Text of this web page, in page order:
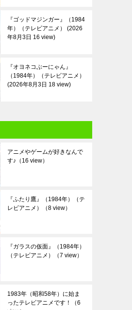
『ゴッドマジンガー』（1984
年）（テレビアニメ）
2026
年8月3日 16 view
『オヨネコぶーにゃん』
（1984年）（テレビアニメ）
2026年8月3日 18 view
アニメやゲームが好きなんで
す♪ （16 view）
『ふたり鷹』（1984年）（テ
レビアニメ）
（8 view）
『ガラスの仮面』（1984年）
（テレビアニメ）
（7 view）
1983年（昭和58年）に始ま
ったテレビアニメです！
（6